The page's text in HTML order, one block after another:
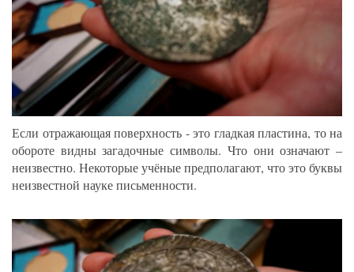
Если отражающая поверхность - это гладкая пластина, то на
обороте видны загадочные символы. Что они означают –
неизвестно. Некоторые учёные предполагают, что это буквы
неизвестной науке письменности.